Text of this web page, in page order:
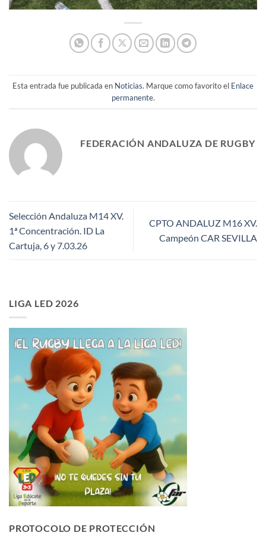
Esta entrada fue publicada en Noticias. Marque como favorito el Enlace
permanente.
FEDERACIÓN ANDALUZA DE RUGBY
Selección Andaluza M14 XV.
1ª Concentración. ID La
Cartuja, 6 y 7.03.26
CPTO ANDALUZ M16 XV.
Campeón CAR SEVILLA
LIGA LED 2026
PROTOCOLO DE PROTECCIÓN